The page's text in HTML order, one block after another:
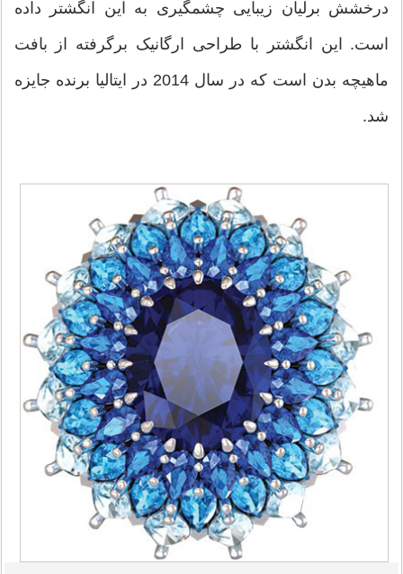
درخشش برلیان زیبایی چشمگیری به این انگشتر داده
است. این انگشتر با طراحی ارگانیک برگرفته از بافت
ماهیچه بدن است که در سال 2014 در ایتالیا برنده جایزه
شد.